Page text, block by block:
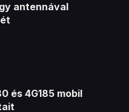
antennával
és 4G185 mobil